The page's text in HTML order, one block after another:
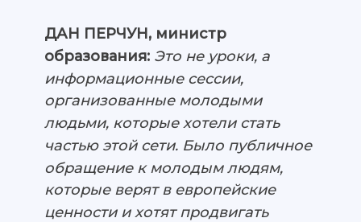
ДАН ПЕРЧУН, министр
образования: Это не уроки, а
информационные сессии,
организованные молодыми
людьми, которые хотели стать
частью этой сети. Было публичное
обращение к молодым людям,
которые верят в европейские
ценности и хотят продвигать